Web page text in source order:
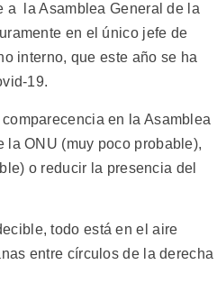
a la Asamblea General de la
en el único jefe de
interno, que este año se ha
19.
en la Asamblea
la ONU (muy poco probable),
o reducir la presencia del
todo está en el aire
entre círculos de la derecha